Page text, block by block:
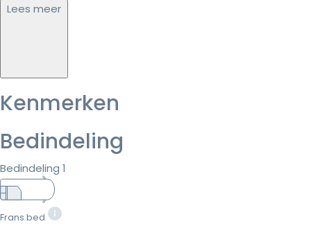
Lees meer
Kenmerken
Bedindeling
Bedindeling 1
Frans bed